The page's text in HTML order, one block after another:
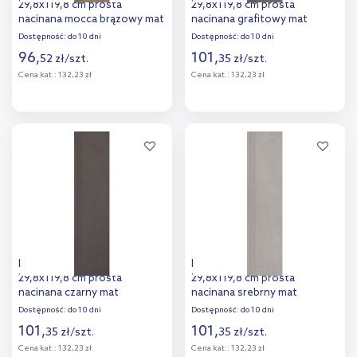
29,8x119,8 cm prosta
nacinana mocca brązowy mat
Dostępność: do 10 dni
96,52 zł/szt.
Cena kat.: 132,23 zł
29,8x119,8 cm prosta
nacinana grafitowy mat
Dostępność: do 10 dni
101,35 zł/szt.
Cena kat.: 132,23 zł
Paradyż Intero stopnica
29,8x119,8 cm prosta
nacinana czarny mat
Dostępność: do 10 dni
101,35 zł/szt.
Cena kat.: 132,23 zł
Paradyż Intero stopnica
29,8x119,8 cm prosta
nacinana srebrny mat
Dostępność: do 10 dni
101,35 zł/szt.
Cena kat.: 132,23 zł